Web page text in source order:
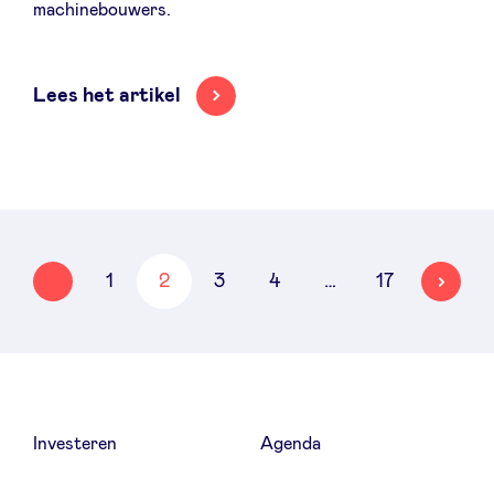
machinebouwers.
Lees het artikel
1
2 3 4 … 17
SUIVANT
Investeren Agenda